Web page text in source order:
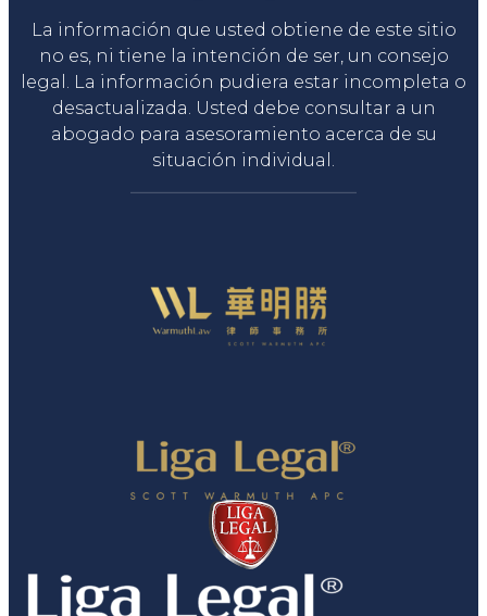
La información que usted obtiene de este sitio
no es, ni tiene la intención de ser, un consejo
legal. La información pudiera estar incompleta o
desactualizada. Usted debe consultar a un
abogado para asesoramiento acerca de su
situación individual.